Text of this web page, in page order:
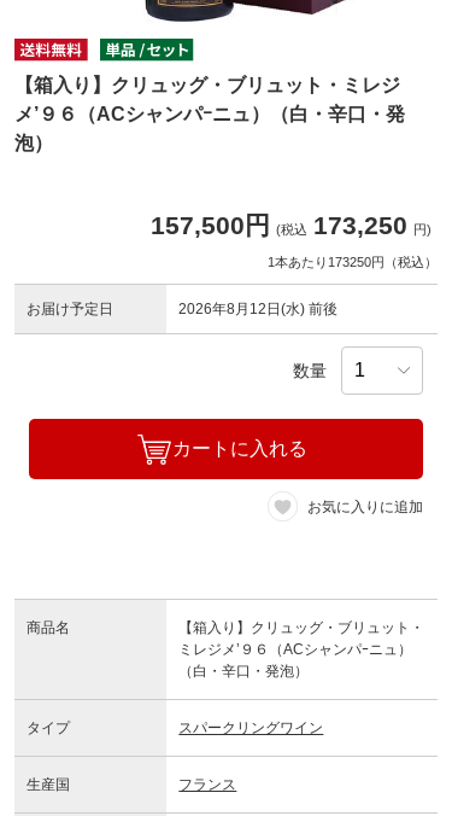
【箱入り】クリュッグ・ブリュット・ミレジ
メ’９６（ACシャンパｰニュ）（白・辛口・発
泡）
157,500円 (税込 173,250 円)
1本あたり173250円（税込）
お届け予定日 2026年8月12日(水) 前後
数量
カートに入れる
お気に入りに追加
商品名
【箱入り】クリュッグ・ブリュット・
ミレジメ’９６（ACシャンパｰニュ）
（白・辛口・発泡）
タイプ スパークリングワイン
生産国 フランス